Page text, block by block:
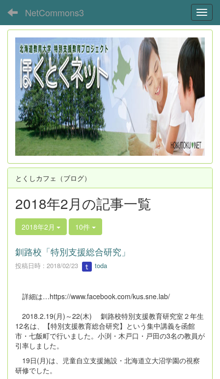
NetCommons3
とくしカフェ（ブログ）
2018年2月の記事一覧
2018年2月 10件
釧路校「特別支援総合研究」
投稿日時 : 2018/02/23 toda
詳細は…https://www.facebook.com/kus.sne.lab/
2018.2.19( 月) ～22(木) 釧路校特別支援教育研究室２年生
12名は、【特別支援教育総合研究】という集中講義を函館
市・七飯町で行いました。小渕・木戸口・戸田の3名の教員が
引率しました。
19日( 月)は、児童自立支援施設・北海道立大沼学園の視察
研修でした。